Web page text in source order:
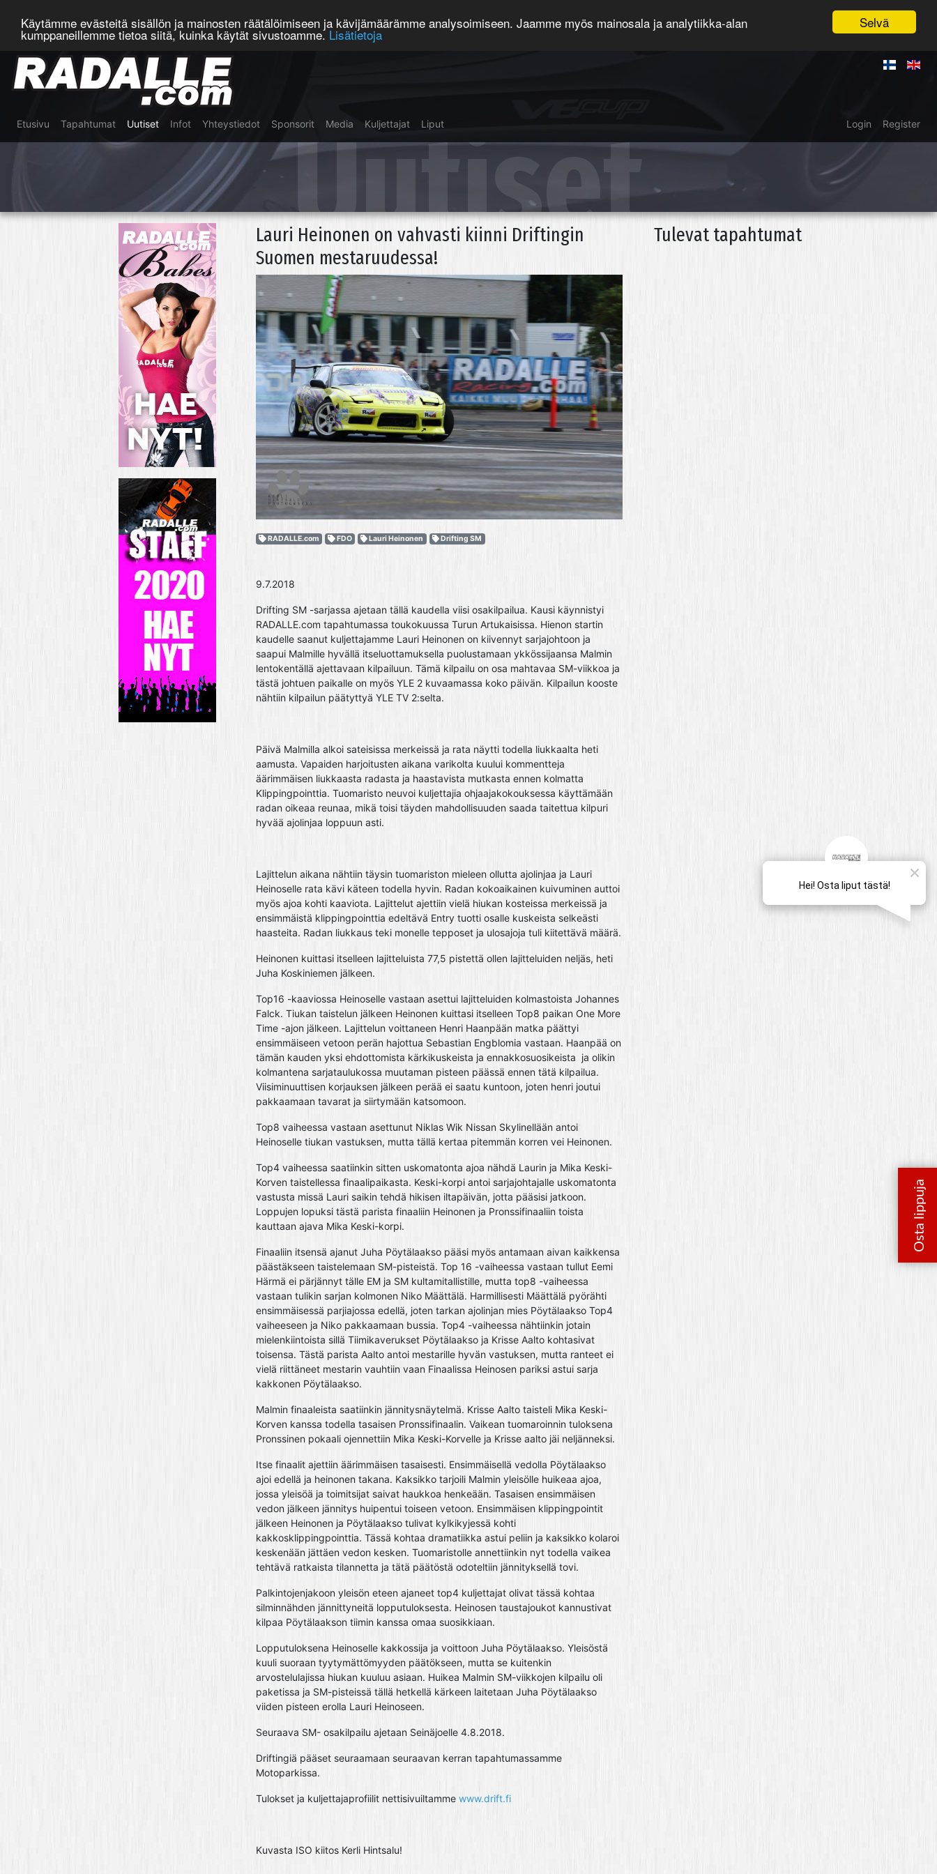
Selvä
Käytämme evästeitä sisällön ja mainosten räätälöimiseen ja kävijämäärämme analysoimiseen. Jaamme myös mainosala ja analytiikka-alan
kumppaneillemme tietoa siitä, kuinka käytät sivustoamme. Lisätietoja
Etusivu Tapahtumat Uutiset Infot Yhteystiedot Sponsorit Media Kuljettajat Liput Login Register
Uutiset
Lauri Heinonen on vahvasti kiinni Driftingin
Suomen mestaruudessa!
RADALLE.com FDO Lauri Heinonen Drifting SM
9.7.2018
Drifting SM -sarjassa ajetaan tällä kaudella viisi osakilpailua. Kausi käynnistyi
RADALLE.com tapahtumassa toukokuussa Turun Artukaisissa. Hienon startin
kaudelle saanut kuljettajamme Lauri Heinonen on kiivennyt sarjajohtoon ja
saapui Malmille hyvällä itseluottamuksella puolustamaan ykkössijaansa Malmin
lentokentällä ajettavaan kilpailuun. Tämä kilpailu on osa mahtavaa SM-viikkoa ja
tästä johtuen paikalle on myös YLE 2 kuvaamassa koko päivän. Kilpailun kooste
nähtiin kilpailun päätyttyä YLE TV 2:selta.
Päivä Malmilla alkoi sateisissa merkeissä ja rata näytti todella liukkaalta heti
aamusta. Vapaiden harjoitusten aikana varikolta kuului kommentteja
äärimmäisen liukkaasta radasta ja haastavista mutkasta ennen kolmatta
Klippingpointtia. Tuomaristo neuvoi kuljettajia ohjaajakokouksessa käyttämään
radan oikeaa reunaa, mikä toisi täyden mahdollisuuden saada taitettua kilpuri
hyvää ajolinjaa loppuun asti.
Lajittelun aikana nähtiin täysin tuomariston mieleen ollutta ajolinjaa ja Lauri
Heinoselle rata kävi käteen todella hyvin. Radan kokoaikainen kuivuminen auttoi
myös ajoa kohti kaaviota. Lajittelut ajettiin vielä hiukan kosteissa merkeissä ja
ensimmäistä klippingpointtia edeltävä Entry tuotti osalle kuskeista selkeästi
haasteita. Radan liukkaus teki monelle tepposet ja ulosajoja tuli kiitettävä määrä.
Heinonen kuittasi itselleen lajitteluista 77,5 pistettä ollen lajitteluiden neljäs, heti
Juha Koskiniemen jälkeen.
Top16 -kaaviossa Heinoselle vastaan asettui lajitteluiden kolmastoista Johannes
Falck. Tiukan taistelun jälkeen Heinonen kuittasi itselleen Top8 paikan One More
Time -ajon jälkeen. Lajittelun voittaneen Henri Haanpään matka päättyi
ensimmäiseen vetoon perän hajottua Sebastian Engblomia vastaan. Haanpää on
tämän kauden yksi ehdottomista kärkikuskeista ja ennakkosuosikeista ja olikin
kolmantena sarjataulukossa muutaman pisteen päässä ennen tätä kilpailua.
Viisiminuuttisen korjauksen jälkeen perää ei saatu kuntoon, joten henri joutui
pakkaamaan tavarat ja siirtymään katsomoon.
Top8 vaiheessa vastaan asettunut Niklas Wik Nissan Skylinellään antoi
Heinoselle tiukan vastuksen, mutta tällä kertaa pitemmän korren vei Heinonen.
Top4 vaiheessa saatiinkin sitten uskomatonta ajoa nähdä Laurin ja Mika Keski-
Korven taistellessa finaalipaikasta. Keski-korpi antoi sarjajohtajalle uskomatonta
vastusta missä Lauri saikin tehdä hikisen iltapäivän, jotta pääsisi jatkoon.
Loppujen lopuksi tästä parista finaaliin Heinonen ja Pronssifinaaliin toista
kauttaan ajava Mika Keski-korpi.
Finaaliin itsensä ajanut Juha Pöytälaakso pääsi myös antamaan aivan kaikkensa
päästäkseen taistelemaan SM-pisteistä. Top 16 -vaiheessa vastaan tullut Eemi
Härmä ei pärjännyt tälle EM ja SM kultamitallistille, mutta top8 -vaiheessa
vastaan tulikin sarjan kolmonen Niko Määttälä. Harmillisesti Määttälä pyörähti
ensimmäisessä parjiajossa edellä, joten tarkan ajolinjan mies Pöytälaakso Top4
vaiheeseen ja Niko pakkaamaan bussia. Top4 -vaiheessa nähtiinkin jotain
mielenkiintoista sillä Tiimikaverukset Pöytälaakso ja Krisse Aalto kohtasivat
toisensa. Tästä parista Aalto antoi mestarille hyvän vastuksen, mutta ranteet ei
vielä riittäneet mestarin vauhtiin vaan Finaalissa Heinosen pariksi astui sarja
kakkonen Pöytälaakso.
Malmin finaaleista saatiinkin jännitysnäytelmä. Krisse Aalto taisteli Mika Keski-
Korven kanssa todella tasaisen Pronssifinaalin. Vaikean tuomaroinnin tuloksena
Pronssinen pokaali ojennettiin Mika Keski-Korvelle ja Krisse aalto jäi neljänneksi.
Itse finaalit ajettiin äärimmäisen tasaisesti. Ensimmäisellä vedolla Pöytälaakso
ajoi edellä ja heinonen takana. Kaksikko tarjoili Malmin yleisölle huikeaa ajoa,
jossa yleisöä ja toimitsijat saivat haukkoa henkeään. Tasaisen ensimmäisen
vedon jälkeen jännitys huipentui toiseen vetoon. Ensimmäisen klippingpointit
jälkeen Heinonen ja Pöytälaakso tulivat kylkikyjessä kohti
kakkosklippingpointtia. Tässä kohtaa dramatiikka astui peliin ja kaksikko kolaroi
keskenään jättäen vedon kesken. Tuomaristolle annettiinkin nyt todella vaikea
tehtävä ratkaista tilannetta ja tätä päätöstä odoteltiin jännityksellä tovi.
Palkintojenjakoon yleisön eteen ajaneet top4 kuljettajat olivat tässä kohtaa
silminnähden jännittyneitä lopputuloksesta. Heinosen taustajoukot kannustivat
kilpaa Pöytälaakson tiimin kanssa omaa suosikkiaan.
Lopputuloksena Heinoselle kakkossija ja voittoon Juha Pöytälaakso. Yleisöstä
kuuli suoraan tyytymättömyyden päätökseen, mutta se kuitenkin
arvostelulajissa hiukan kuuluu asiaan. Huikea Malmin SM-viikkojen kilpailu oli
paketissa ja SM-pisteissä tällä hetkellä kärkeen laitetaan Juha Pöytälaakso
viiden pisteen erolla Lauri Heinoseen.
Seuraava SM- osakilpailu ajetaan Seinäjoelle 4.8.2018.
Driftingiä pääset seuraamaan seuraavan kerran tapahtumassamme
Motoparkissa.
Tulokset ja kuljettajaprofiilit nettisivuiltamme www.drift.fi
Kuvasta ISO kiitos Kerli Hintsalu!
Tulevat tapahtumat